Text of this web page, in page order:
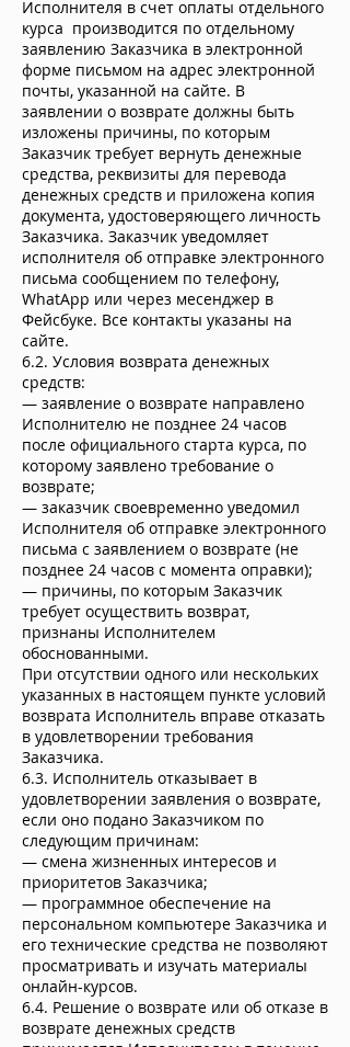
Исполнителя в счет оплаты отдельного
курса производится по отдельному
заявлению Заказчика в электронной
форме письмом на адрес электронной
почты, указанной на сайте. В
заявлении о возврате должны быть
изложены причины, по которым
Заказчик требует вернуть денежные
средства, реквизиты для перевода
денежных средств и приложена копия
документа, удостоверяющего личность
Заказчика. Заказчик уведомляет
исполнителя об отправке электронного
письма сообщением по телефону,
WhatApp или через месенджер в
Фейсбуке. Все контакты указаны на
сайте.
6.2. Условия возврата денежных
средств:
— заявление о возврате направлено
Исполнителю не позднее 24 часов
после официального старта курса, по
которому заявлено требование о
возврате;
— заказчик своевременно уведомил
Исполнителя об отправке электронного
письма с заявлением о возврате (не
позднее 24 часов с момента оправки);
— причины, по которым Заказчик
требует осуществить возврат,
признаны Исполнителем
обоснованными.
При отсутствии одного или нескольких
указанных в настоящем пункте условий
возврата Исполнитель вправе отказать
в удовлетворении требования
Заказчика.
6.3. Исполнитель отказывает в
удовлетворении заявления о возврате,
если оно подано Заказчиком по
следующим причинам:
— смена жизненных интересов и
приоритетов Заказчика;
— программное обеспечение на
персональном компьютере Заказчика и
его технические средства не позволяют
просматривать и изучать материалы
онлайн-курсов.
6.4. Решение о возврате или об отказе в
возврате денежных средств